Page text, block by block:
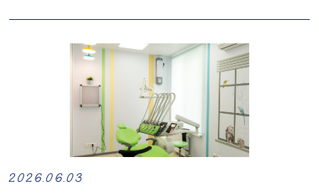
2026.06.03